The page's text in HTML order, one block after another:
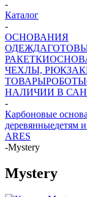
-
Каталог
-
ОСНОВАНИЯ
ОДЕЖДА
РАКЕТКИ
ЧЕХЛЫ,
ТОВАРЫРОБОТЫ
НАЛИЧИИ В
-
Карбоновые
деревянныедетям
ARES
-Mystery
Mystery